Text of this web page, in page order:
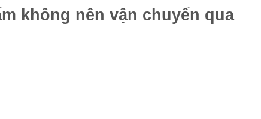
không nên vận chuyển qua